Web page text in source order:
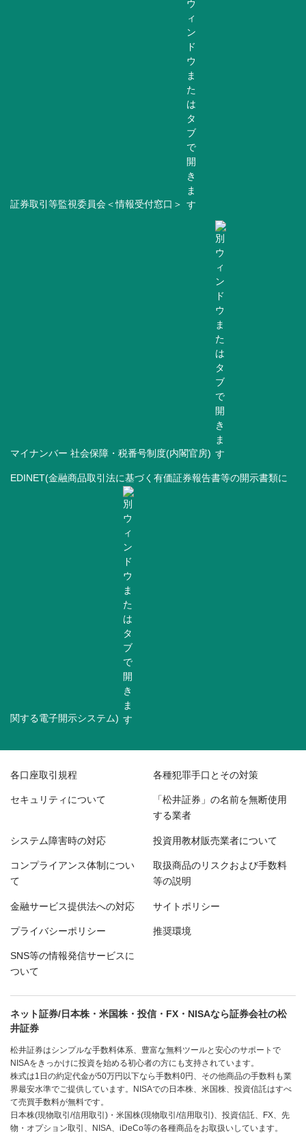
証券取引等監視委員会＜情報受付窓口＞
マイナンバー 社会保障・税番号制度(内閣官房)
EDINET(金融商品取引法に基づく有価証券報告書等の開示書類に
関する電子開示システム)
各口座取引規程 各種犯罪手口とその対策
セキュリティについて 「松井証券」の名前を無断使用
する業者
システム障害時の対応 投資用教材販売業者について
コンプライアンス体制につい
て
取扱商品のリスクおよび手数料
等の説明
金融サービス提供法への対応 サイトポリシー
プライバシーポリシー 推奨環境
SNS等の情報発信サービスに
ついて
ネット証券/日本株・米国株・投信・FX・NISAなら証券会社の松
井証券
松井証券はシンプルな手数料体系、豊富な無料ツールと安心のサポートで
NISAをきっかけに投資を始める初心者の方にも支持されています。
株式は1日の約定代金が50万円以下なら手数料0円、その他商品の手数料も業
界最安水準でご提供しています。NISAでの日本株、米国株、投資信託はすべ
て売買手数料が無料です。
日本株(現物取引/信用取引)・米国株(現物取引/信用取引)、投資信託、FX、先
物・オプション取引、NISA、iDeCo等の各種商品をお取扱いしています。